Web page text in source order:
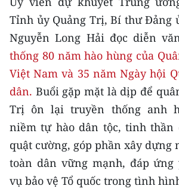
CHƯƠNG TRÌNH OCOP - MỖI XÃ
MỘT SẢN PHẨM
RADIO
MEDIA CENTER
E-Magazine
Video
Media Chính trị
Tỉnh ủy Quảng Trị, Bí thư Đảng
Nguyễn Long Hải đọc diễn
thống 80 năm hào hùng của
Việt Nam và 35 năm Ngày hội
dân. Buổi gặp mặt là dịp để
Trị ôn lại truyền thống anh
niềm tự hào dân tộc, tinh thần
quật cường, góp phần xây dựng
toàn dân vững mạnh, đáp ứng
vụ bảo vệ Tổ quốc trong tình